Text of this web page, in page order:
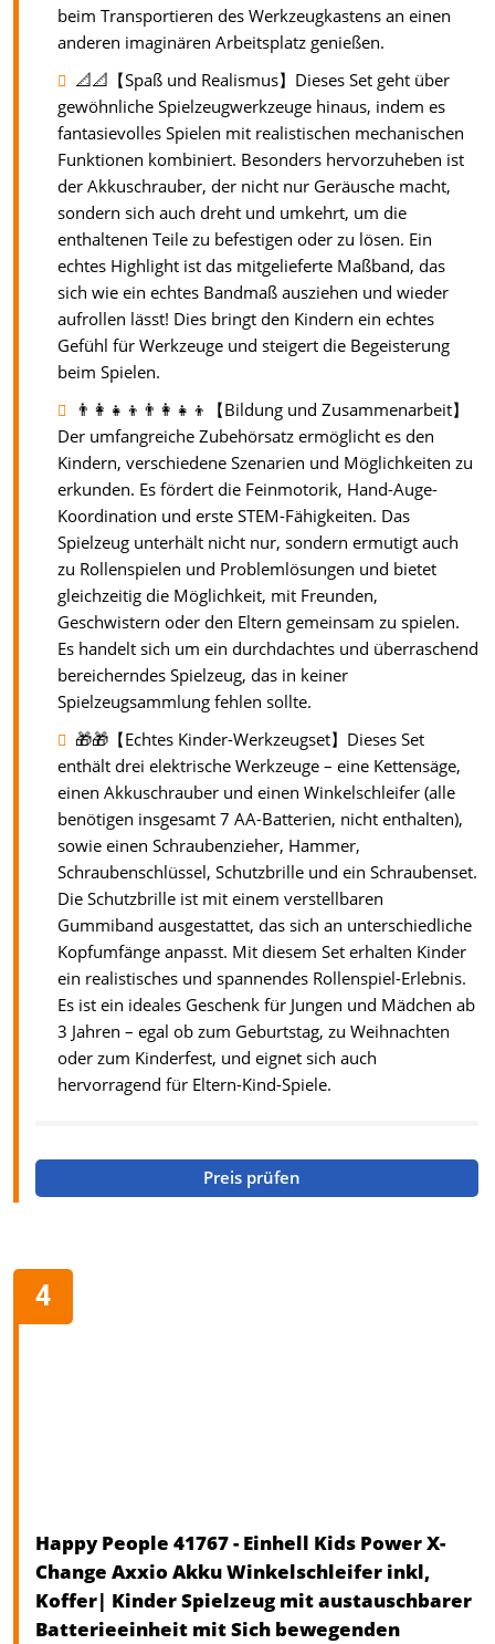
beim Transportieren des Werkzeugkastens an einen
anderen imaginären Arbeitsplatz genießen.
📐📐【Spaß und Realismus】Dieses Set geht über
gewöhnliche Spielzeugwerkzeuge hinaus, indem es
fantasievolles Spielen mit realistischen mechanischen
Funktionen kombiniert. Besonders hervorzuheben ist
der Akkuschrauber, der nicht nur Geräusche macht,
sondern sich auch dreht und umkehrt, um die
enthaltenen Teile zu befestigen oder zu lösen. Ein
echtes Highlight ist das mitgelieferte Maßband, das
sich wie ein echtes Bandmaß ausziehen und wieder
aufrollen lässt! Dies bringt den Kindern ein echtes
Gefühl für Werkzeuge und steigert die Begeisterung
beim Spielen.
👨‍👩‍👧‍👦👨‍👩‍👧‍👦【Bildung und Zusammenarbeit】
Der umfangreiche Zubehörsatz ermöglicht es den
Kindern, verschiedene Szenarien und Möglichkeiten zu
erkunden. Es fördert die Feinmotorik, Hand-Auge-
Koordination und erste STEM-Fähigkeiten. Das
Spielzeug unterhält nicht nur, sondern ermutigt auch
zu Rollenspielen und Problemlösungen und bietet
gleichzeitig die Möglichkeit, mit Freunden,
Geschwistern oder den Eltern gemeinsam zu spielen.
Es handelt sich um ein durchdachtes und überraschend
bereicherndes Spielzeug, das in keiner
Spielzeugsammlung fehlen sollte.
🎁🎁【Echtes Kinder-Werkzeugset】Dieses Set
enthält drei elektrische Werkzeuge – eine Kettensäge,
einen Akkuschrauber und einen Winkelschleifer (alle
benötigen insgesamt 7 AA-Batterien, nicht enthalten),
sowie einen Schraubenzieher, Hammer,
Schraubenschlüssel, Schutzbrille und ein Schraubenset.
Die Schutzbrille ist mit einem verstellbaren
Gummiband ausgestattet, das sich an unterschiedliche
Kopfumfänge anpasst. Mit diesem Set erhalten Kinder
ein realistisches und spannendes Rollenspiel-Erlebnis.
Es ist ein ideales Geschenk für Jungen und Mädchen ab
3 Jahren – egal ob zum Geburtstag, zu Weihnachten
oder zum Kinderfest, und eignet sich auch
hervorragend für Eltern-Kind-Spiele.
Preis prüfen
Happy People 41767 - Einhell Kids Power X-
Change Axxio Akku Winkelschleifer inkl,
Koffer| Kinder Spielzeug mit austauschbarer
Batterieeinheit mit Sich bewegenden